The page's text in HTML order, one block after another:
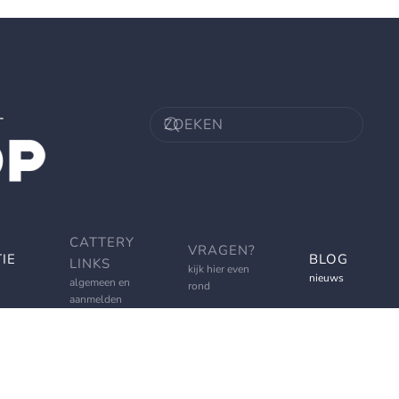
CATTERY
LINKS
algemeen en
aanmelden
VRAGEN?
kijk hier even
rond
BLOG
nieuws